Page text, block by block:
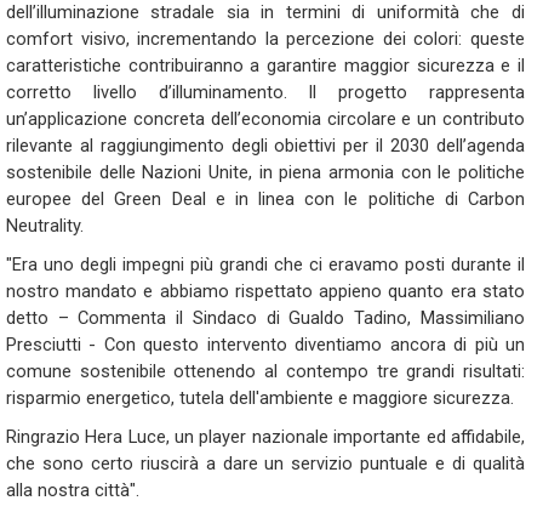
dell’illuminazione stradale sia in termini di uniformità che di
comfort visivo, incrementando la percezione dei colori: queste
caratteristiche contribuiranno a garantire maggior sicurezza e il
corretto livello d’illuminamento. Il progetto rappresenta
un’applicazione concreta dell’economia circolare e un contributo
rilevante al raggiungimento degli obiettivi per il 2030 dell’agenda
sostenibile delle Nazioni Unite, in piena armonia con le politiche
europee del Green Deal e in linea con le politiche di Carbon
Neutrality.
"Era uno degli impegni più grandi che ci eravamo posti durante il
nostro mandato e abbiamo rispettato appieno quanto era stato
detto – Commenta il Sindaco di Gualdo Tadino, Massimiliano
Presciutti - Con questo intervento diventiamo ancora di più un
comune sostenibile ottenendo al contempo tre grandi risultati:
risparmio energetico, tutela dell'ambiente e maggiore sicurezza.
Ringrazio Hera Luce, un player nazionale importante ed affidabile,
che sono certo riuscirà a dare un servizio puntuale e di qualità
alla nostra città".